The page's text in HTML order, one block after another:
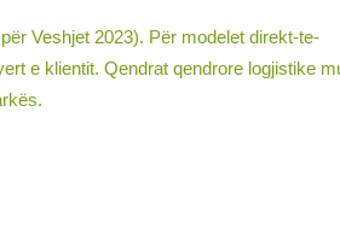
Veshjet 2023). Për modelet direkt-te-
e klientit. Qendrat qendrore logjistike